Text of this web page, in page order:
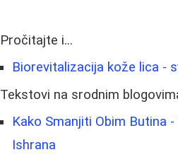
Pročitajte i...
Biorevitalizacija kože lica -
Tekstovi na srodnim
Kako Smanjiti Obim Butina
Ishrana